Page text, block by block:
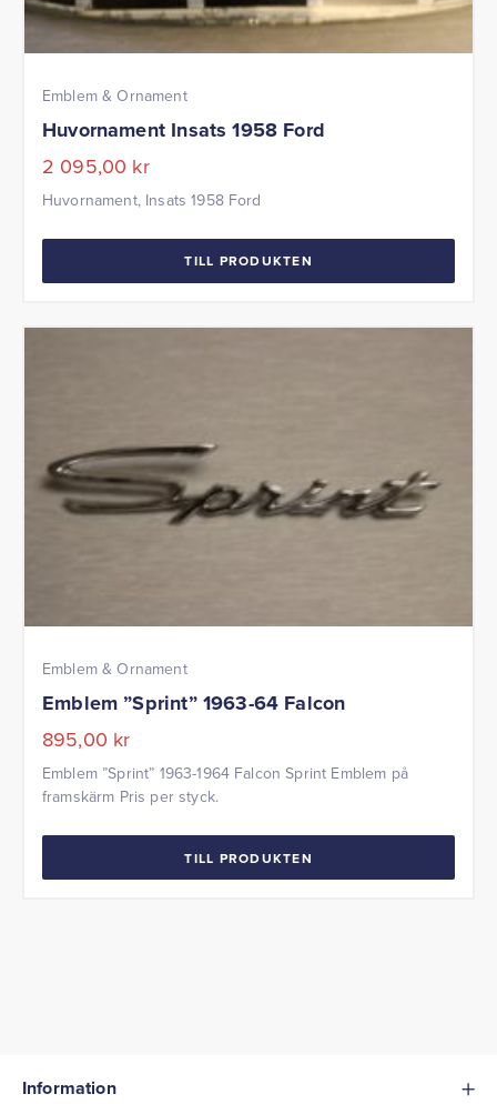
Emblem & Ornament
Huvornament Insats 1958 Ford
2 095,00 kr
Huvornament, Insats 1958 Ford
TILL PRODUKTEN
Emblem & Ornament
Emblem ”Sprint” 1963-64 Falcon
895,00 kr
Emblem ”Sprint” 1963-1964 Falcon Sprint Emblem på
framskärm Pris per styck.
TILL PRODUKTEN
Information